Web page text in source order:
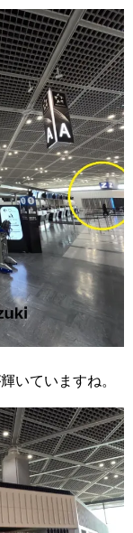
いていますね。